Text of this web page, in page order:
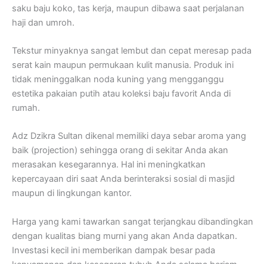
saku baju koko, tas kerja, maupun dibawa saat perjalanan
haji dan umroh.
Tekstur minyaknya sangat lembut dan cepat meresap pada
serat kain maupun permukaan kulit manusia. Produk ini
tidak meninggalkan noda kuning yang mengganggu
estetika pakaian putih atau koleksi baju favorit Anda di
rumah.
Adz Dzikra Sultan dikenal memiliki daya sebar aroma yang
baik (projection) sehingga orang di sekitar Anda akan
merasakan kesegarannya. Hal ini meningkatkan
kepercayaan diri saat Anda berinteraksi sosial di masjid
maupun di lingkungan kantor.
Harga yang kami tawarkan sangat terjangkau dibandingkan
dengan kualitas biang murni yang akan Anda dapatkan.
Investasi kecil ini memberikan dampak besar pada